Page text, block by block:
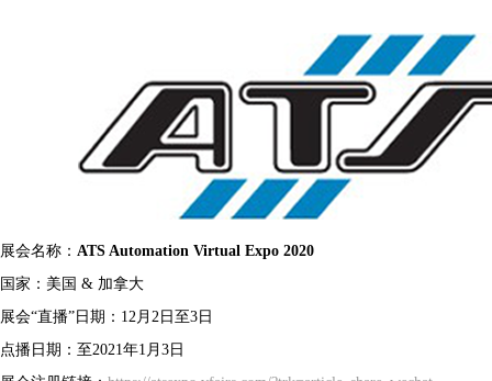
展会名称： ATS Automation Virtual Expo 2020
国家：美国 & 加拿大
展会“直播”日期：12月2日至3日
点播日期：至2021年1月3日